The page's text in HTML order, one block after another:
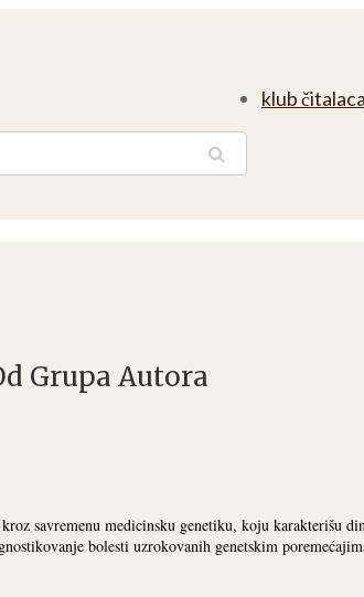
klub čitalaca
Grupa Autora
savremenu medicinsku genetiku, koju karakterišu
bolesti uzrokovanih genetskim